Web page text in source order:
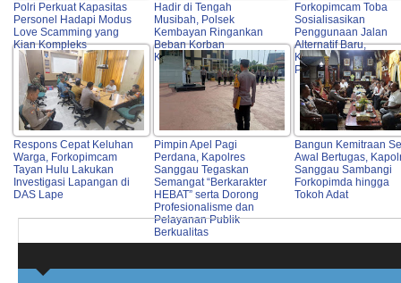
Polri Perkuat Kapasitas
Personel Hadapi Modus
Love Scamming yang
Kian Kompleks
Hadir di Tengah
Musibah, Polsek
Kembayan Ringankan
Beban Korban
Kebakaran Rumah
Forkopimcam Toba
Sosialisasikan
Penggunaan Jalan
Alternatif Baru,
Keselamatan Warga
Prioritas Utama
Respons Cepat Keluhan
Warga, Forkopimcam
Tayan Hulu Lakukan
Investigasi Lapangan di
DAS Lape
Pimpin Apel Pagi
Perdana, Kapolres
Sanggau Tegaskan
Semangat “Berkarakter
HEBAT” serta Dorong
Profesionalisme dan
Pelayanan Publik
Berkualitas
Bangun Kemitraan
Awal Bertugas,
Sanggau Sambangi
Forkopimda hingga
Tokoh Adat